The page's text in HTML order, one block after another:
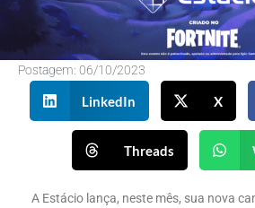
Postagem: 06/10/2023
LinkedIn X
Threads
A Estácio lança, neste mês, sua nova